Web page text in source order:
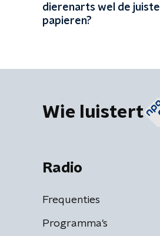
dierenarts wel de juiste
papieren?
Wie luistert
Radio
Frequenties
Programma's